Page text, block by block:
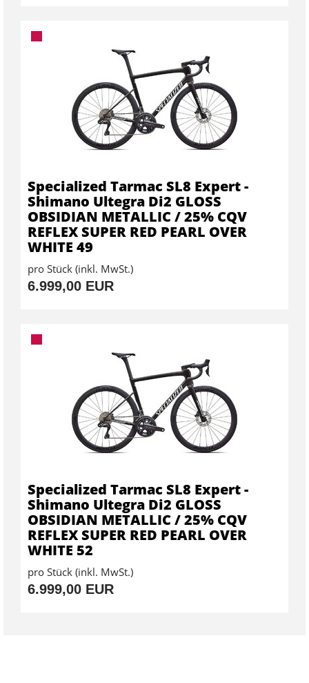
Specialized Tarmac SL8 Expert -
Shimano Ultegra Di2 GLOSS
OBSIDIAN METALLIC / 25% CQV
REFLEX SUPER RED PEARL OVER
WHITE 49
pro Stück (inkl. MwSt.)
6.999,00 EUR
Specialized Tarmac SL8 Expert -
Shimano Ultegra Di2 GLOSS
OBSIDIAN METALLIC / 25% CQV
REFLEX SUPER RED PEARL OVER
WHITE 52
pro Stück (inkl. MwSt.)
6.999,00 EUR